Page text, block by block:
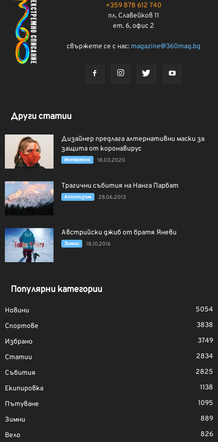
+359 878 612 740
пл. Славейков 11
ет. 6, офис 2
свържете се с нас: magazine@360mag.bg
Други статии
Дизайнер предлага алтернативни маски за
защита от коронавирус
Интерeсно 18.03.2020
Трагични събития на Нанга Парбат
Алпинизъм 28.06.2013
Австрийски джиб от братя Яневи
Зимни 18.10.2016
Популярни категории
Новини
5054
Спортове
3838
Избрано
3749
Статии
2834
Събития
2825
Екипировка
1138
Пътуване
1095
Зимни
889
Вело
826